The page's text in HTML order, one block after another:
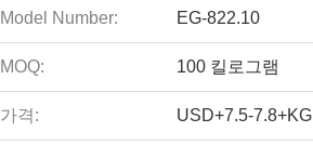
Model Number: EG-822.10
MOQ: 100 킬로그램
가격: USD+7.5-7.8+KG